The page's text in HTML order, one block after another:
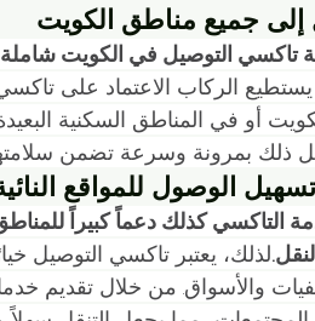
جميع مناطق الكويت
تاكسي التوصيل في الكويت
يستطيع الركاب الاعتماد على
أو في المناطق السكنية
ذلك بمرونة وسرعة تضمن
الوصول للمواقع
التاكسي كذلك دعماً كبيراً
لذلك، يعتبر تاكسي التوصيل
والأسواق. من خلال تقديم